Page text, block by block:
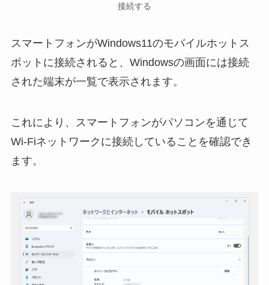
接続する
スマートフォンがWindows11のモバイルホットス
ポットに接続されると、Windowsの画面には接続
された端末が一覧で表示されます。
これにより、スマートフォンがパソコンを通じて
Wi-Fiネットワークに接続していることを確認でき
ます。